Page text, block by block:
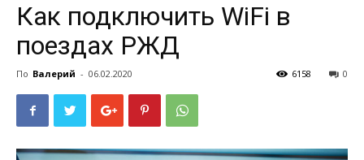
Как подключить WiFi в
поездах РЖД
По Валерий - 06.02.2020 0
6158